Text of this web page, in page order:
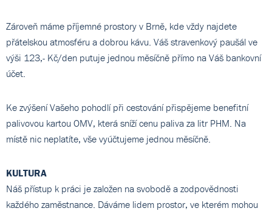
Zároveň máme příjemné prostory v Brně, kde vždy najdete
přátelskou atmosféru a dobrou kávu. Váš stravenkový paušál ve
výši 123,- Kč/den putuje jednou měsíčně přímo na Váš bankovní
účet.
Ke zvýšení Vašeho pohodlí při cestování přispějeme benefitní
palivovou kartou OMV, která sníží cenu paliva za litr PHM. Na
místě nic neplatíte, vše vyúčtujeme jednou měsíčně.
KULTURA
Náš přístup k práci je založen na svobodě a zodpovědnosti
každého zaměstnance. Dáváme lidem prostor, ve kterém mohou